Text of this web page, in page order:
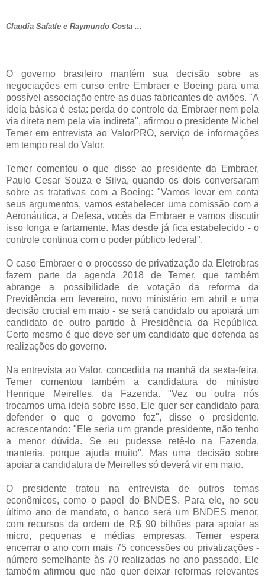
Claudia Safatle e Raymundo Costa ...
O governo brasileiro mantém sua decisão sobre as
negociações em curso entre Embraer e Boeing para uma
possível associação entre as duas fabricantes de aviões. "A
ideia básica é esta: perda do controle da Embraer nem pela
via direta nem pela via indireta", afirmou o presidente Michel
Temer em entrevista ao ValorPRO, serviço de informações
em tempo real do Valor.
Temer comentou o que disse ao presidente da Embraer,
Paulo Cesar Souza e Silva, quando os dois conversaram
sobre as tratativas com a Boeing: "Vamos levar em conta
seus argumentos, vamos estabelecer uma comissão com a
Aeronáutica, a Defesa, vocês da Embraer e vamos discutir
isso longa e fartamente. Mas desde já fica estabelecido - o
controle continua com o poder público federal".
O caso Embraer e o processo de privatização da Eletrobras
fazem parte da agenda 2018 de Temer, que também
abrange a possibilidade de votação da reforma da
Previdência em fevereiro, novo ministério em abril e uma
decisão crucial em maio - se será candidato ou apoiará um
candidato de outro partido à Presidência da República.
Certo mesmo é que deve ser um candidato que defenda as
realizações do governo.
Na entrevista ao Valor, concedida na manhã da sexta-feira,
Temer comentou também a candidatura do ministro
Henrique Meirelles, da Fazenda. "Vez ou outra nós
trocamos uma ideia sobre isso. Ele quer ser candidato para
defender o que o governo fez", disse o presidente.
acrescentando: "Ele seria um grande presidente, não tenho
a menor dúvida. Se eu pudesse retê-lo na Fazenda,
manteria, porque ajuda muito". Mas uma decisão sobre
apoiar a candidatura de Meirelles só deverá vir em maio.
O presidente tratou na entrevista de outros temas
econômicos, como o papel do BNDES. Para ele, no seu
último ano de mandato, o banco será um BNDES menor,
com recursos da ordem de R$ 90 bilhões para apoiar as
micro, pequenas e médias empresas. Temer espera
encerrar o ano com mais 75 concessões ou privatizações -
número semelhante às 70 realizadas no ano passado. Ele
também afirmou que não quer deixar reformas relevantes